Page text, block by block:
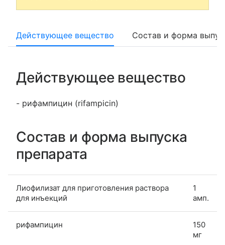
Действующее вещество Состав и форма
Действующее вещество
- рифампицин (rifampicin)
Состав и форма выпуска
препарата
Лиофилизат для приготовления раствора
для инъекций
1
амп.
рифампицин
150
мг